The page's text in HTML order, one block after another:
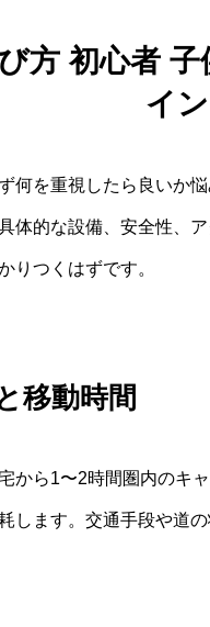
方 初心者
イ
何を重視したら良いか
体的な設備、安全性、
りつくはずです。
移動時間
から1〜2時間圏内のキ
します。交通手段や道